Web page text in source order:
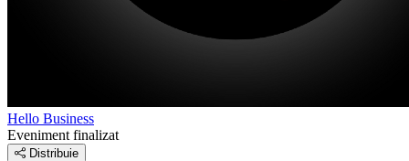
Hello Business
Eveniment finalizat
Distribuie